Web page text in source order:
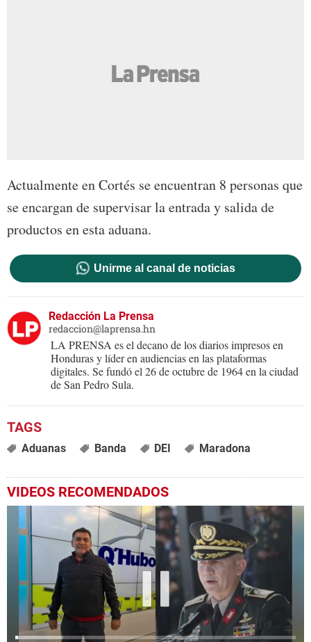
Actualmente en Cortés se encuentran 8 personas que
se encargan de supervisar la entrada y salida de
productos en esta aduana.
Unirme al canal de noticias
Redacción La Prensa
redaccion@laprensa.hn
LA PRENSA es el decano de los diarios impresos en
Honduras y líder en audiencias en las plataformas
digitales. Se fundó el 26 de octubre de 1964 en la ciudad
de San Pedro Sula.
Aduanas Banda DEI Maradona
VIDEOS RECOMENDADOS